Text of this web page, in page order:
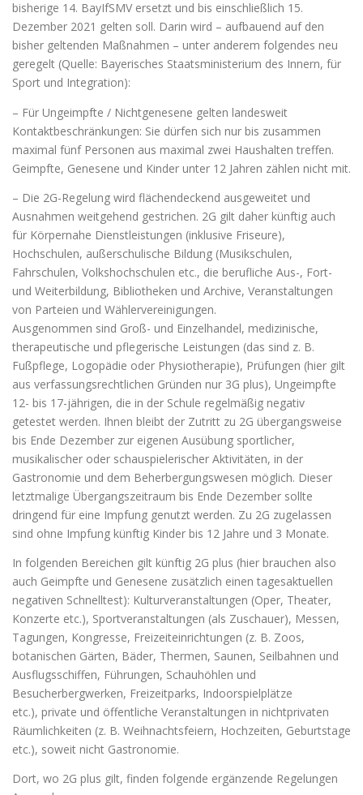
bisherige 14. BayIfSMV ersetzt und bis einschließlich 15.
Dezember 2021 gelten soll. Darin wird – aufbauend auf den
bisher geltenden Maßnahmen – unter anderem folgendes neu
geregelt (Quelle: Bayerisches Staatsministerium des Innern, für
Sport und Integration):
– Für Ungeimpfte / Nichtgenesene gelten landesweit
Kontaktbeschränkungen: Sie dürfen sich nur bis zusammen
maximal fünf Personen aus maximal zwei Haushalten treffen.
Geimpfte, Genesene und Kinder unter 12 Jahren zählen nicht mit.
– Die 2G-Regelung wird flächendeckend ausgeweitet und
Ausnahmen weitgehend gestrichen. 2G gilt daher künftig auch
für Körpernahe Dienstleistungen (inklusive Friseure),
Hochschulen, außerschulische Bildung (Musikschulen,
Fahrschulen, Volkshochschulen etc., die berufliche Aus-, Fort-
und Weiterbildung, Bibliotheken und Archive, Veranstaltungen
von Parteien und Wählervereinigungen.
Ausgenommen sind Groß- und Einzelhandel, medizinische,
therapeutische und pflegerische Leistungen (das sind z. B.
Fußpflege, Logopädie oder Physiotherapie), Prüfungen (hier gilt
aus verfassungsrechtlichen Gründen nur 3G plus), Ungeimpfte
12- bis 17-jährigen, die in der Schule regelmäßig negativ
getestet werden. Ihnen bleibt der Zutritt zu 2G übergangsweise
bis Ende Dezember zur eigenen Ausübung sportlicher,
musikalischer oder schauspielerischer Aktivitäten, in der
Gastronomie und dem Beherbergungswesen möglich. Dieser
letztmalige Übergangszeitraum bis Ende Dezember sollte
dringend für eine Impfung genutzt werden. Zu 2G zugelassen
sind ohne Impfung künftig Kinder bis 12 Jahre und 3 Monate.
In folgenden Bereichen gilt künftig 2G plus (hier brauchen also
auch Geimpfte und Genesene zusätzlich einen tagesaktuellen
negativen Schnelltest): Kulturveranstaltungen (Oper, Theater,
Konzerte etc.), Sportveranstaltungen (als Zuschauer), Messen,
Tagungen, Kongresse, Freizeiteinrichtungen (z. B. Zoos,
botanischen Gärten, Bäder, Thermen, Saunen, Seilbahnen und
Ausflugsschiffen, Führungen, Schauhöhlen und
Besucherbergwerken, Freizeitparks, Indoorspielplätze
etc.), private und öffentliche Veranstaltungen in nichtprivaten
Räumlichkeiten (z. B. Weihnachtsfeiern, Hochzeiten, Geburtstage
etc.), soweit nicht Gastronomie.
Dort, wo 2G plus gilt, finden folgende ergänzende Regelungen